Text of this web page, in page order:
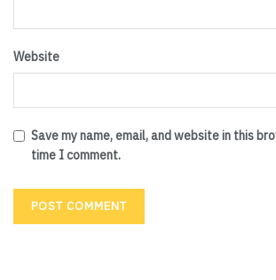
Website
Save my name, email, and website in this
time I comment.